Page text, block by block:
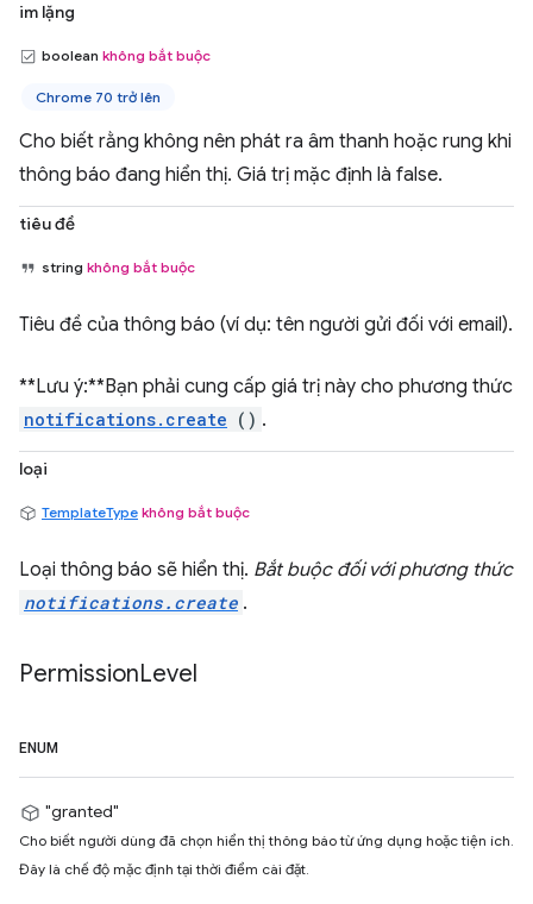
im lặng
boolean không bắt buộc
Chrome 70 trở lên
Cho biết rằng không nên phát ra âm thanh hoặc rung khi
thông báo đang hiển thị. Giá trị mặc định là false.
tiêu đề
string không bắt buộc
Tiêu đề của thông báo (ví dụ: tên người gửi đối với email).
**Lưu ý:**Bạn phải cung cấp giá trị này cho phương thức
notifications.create () .
loại
TemplateType không bắt buộc
Loại thông báo sẽ hiển thị. Bắt buộc đối với phương thức
notifications.create .
PermissionLevel
ENUM
"granted"
Cho biết người dùng đã chọn hiển thị thông báo từ ứng dụng hoặc tiện ích.
Đây là chế độ mặc định tại thời điểm cài đặt.